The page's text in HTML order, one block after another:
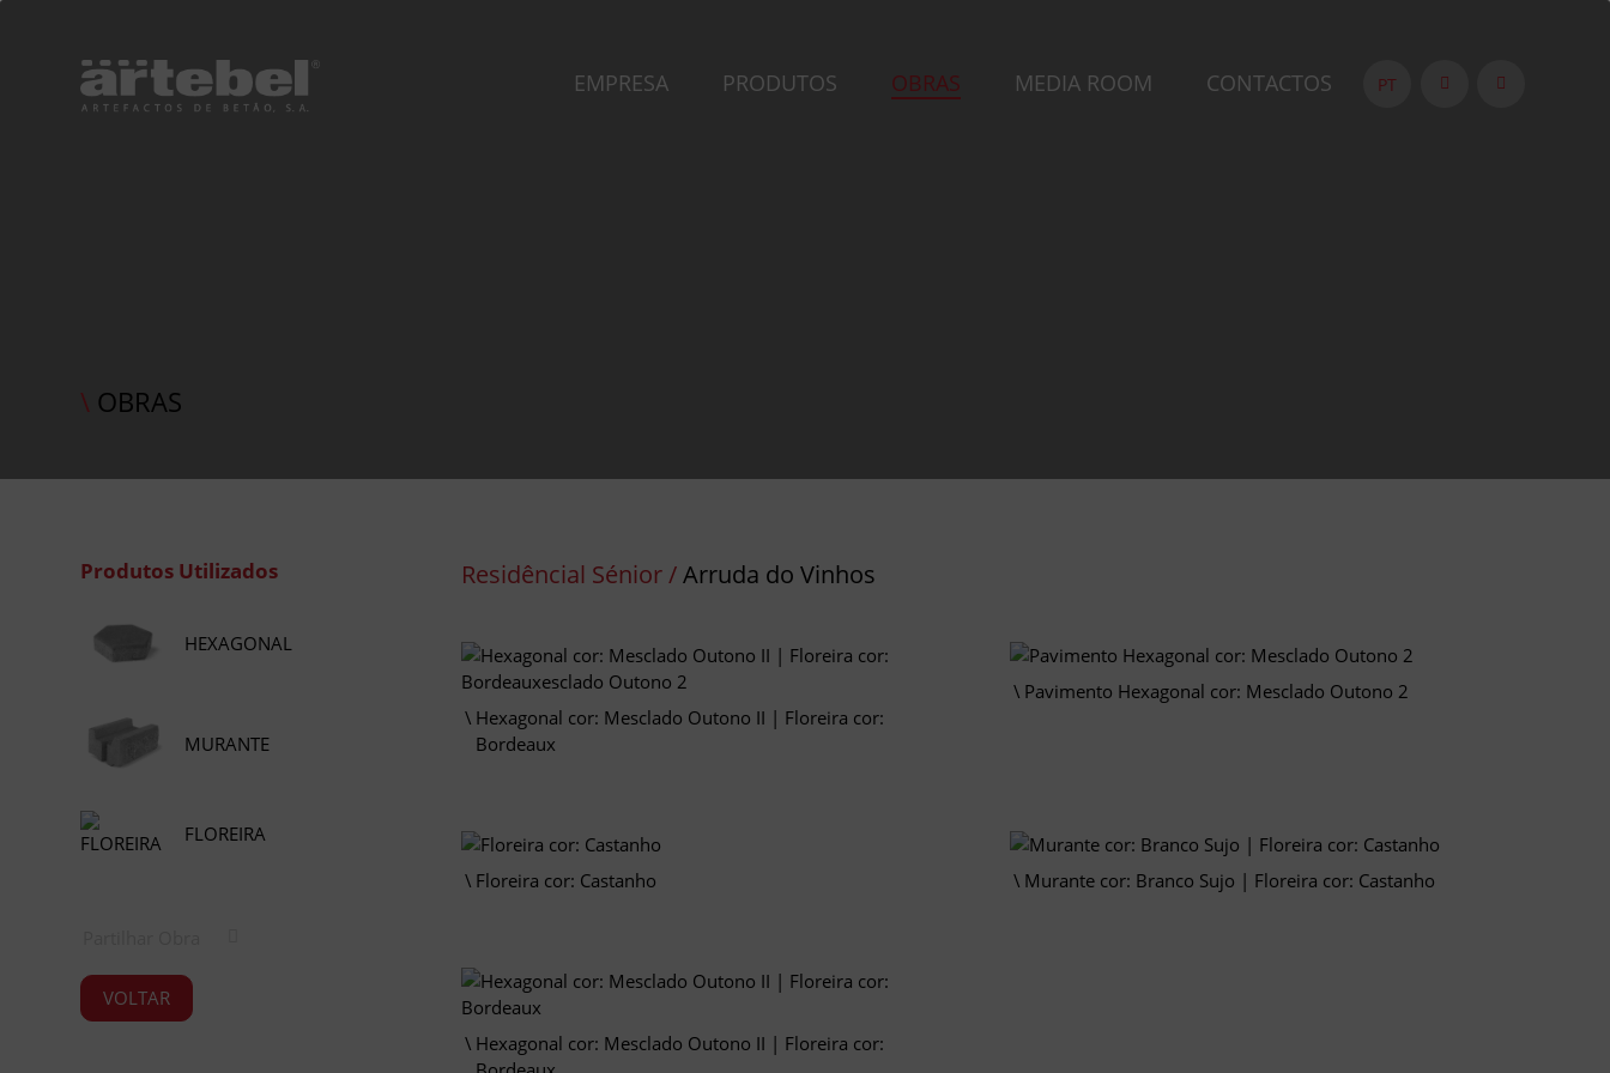
EMPRESA PRODUTOS OBRAS MEDIA ROOM CONTACTOS PT
\ OBRAS
Produtos Utilizados
HEXAGONAL
MURANTE
FLOREIRA
VOLTAR
Residêncial Sénior /Arruda do Vinhos
Hexagonal cor: Mesclado Outono II | Floreira cor:
Bordeaux
Pavimento Hexagonal cor: Mesclado Outono 2
Floreira cor: Castanho Murante cor: Branco Sujo | Floreira cor: Castanho
Hexagonal cor: Mesclado Outono II | Floreira cor: